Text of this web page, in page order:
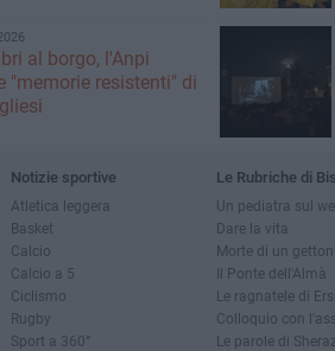
al borgo, l'Anpi
"memorie resistenti" di
Notizie sportive
Atletica leggera
Basket
Calcio
Calcio a 5
Ciclismo
Rugby
Sport a 360°
Le Rubriche di
Un pediatra sul
Dare la vita
Morte di un
Il Ponte dell'Almà
Le ragnatele di
Colloquio con
Le parole di